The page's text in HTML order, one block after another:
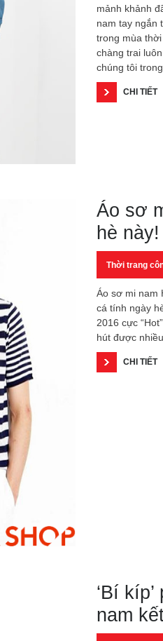
mảnh khảnh
nam tay ngắn
trong mùa
chàng trai
chúng tôi
CHI TIẾT
Áo sơ
hè này!
Thời trang
Áo sơ mi nam
cá tính ngày
2016 cực
hút được
CHI TIẾT
‘Bí
nam